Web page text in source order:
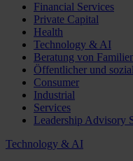
Financial Services
Private Capital
Health
Technology & AI
Beratung von
Öffentlicher und
Consumer
Industrial
Services
Leadership Advisory
Technology & AI